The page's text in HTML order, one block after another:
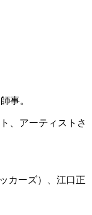
事。
、アーティストさ
カーズ）、江口正